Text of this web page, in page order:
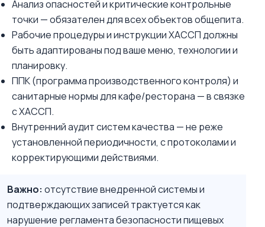
Анализ опасностей и критические контрольные
точки — обязателен для всех объектов общепита.
Рабочие процедуры и инструкции ХАССП должны
быть адаптированы под ваше меню, технологии и
планировку.
ППК (программа производственного контроля) и
санитарные нормы для кафе/ресторана — в связке
с ХАССП.
Внутренний аудит систем качества — не реже
установленной периодичности, с протоколами и
корректирующими действиями.
Важно: отсутствие внедренной системы и
подтверждающих записей трактуется как
нарушение регламента безопасности пищевых